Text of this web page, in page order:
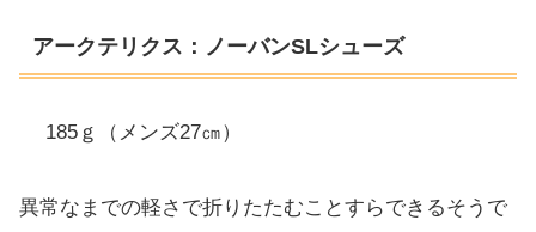
アークテリクス：ノーバンSLシューズ
185ｇ（メンズ27㎝）
異常なまでの軽さで折りたたむことすらできるそうで